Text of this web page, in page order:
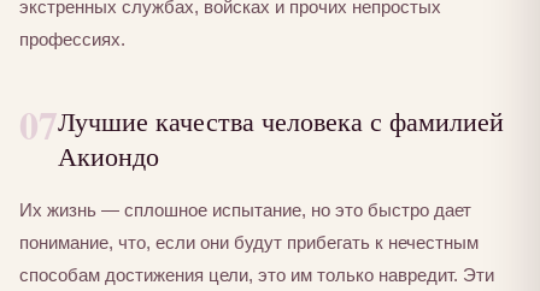
экстренных службах, войсках и прочих непростых
профессиях.
07Лучшие качества человека с фамилией
Акиондо
Их жизнь — сплошное испытание, но это быстро дает
понимание, что, если они будут прибегать к нечестным
способам достижения цели, это им только навредит. Эти